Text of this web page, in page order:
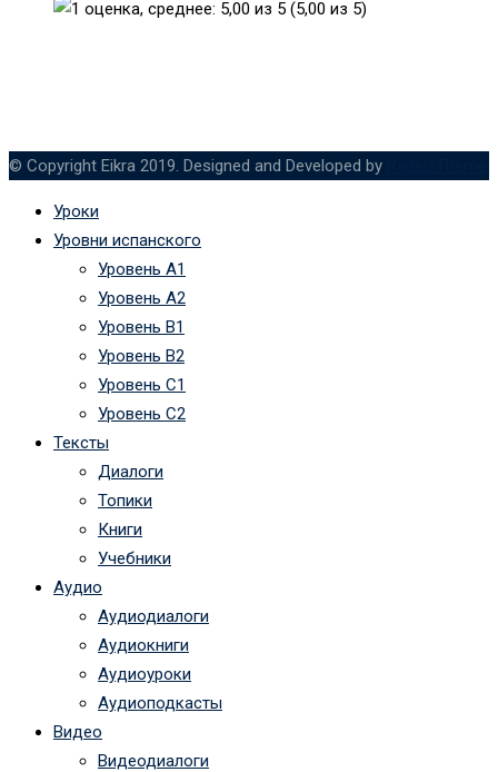
(5,00 из 5)
© Copyright Eikra 2019. Designed and Developed by
Уроки
Уровни испанского
Уровень А1
Уровень А2
Уровень B1
Уровень B2
Уровень C1
Уровень C2
Тексты
Диалоги
Топики
Книги
Учебники
Аудио
Аудиодиалоги
Аудиокниги
Аудиоуроки
Аудиоподкасты
Видео
Видеодиалоги